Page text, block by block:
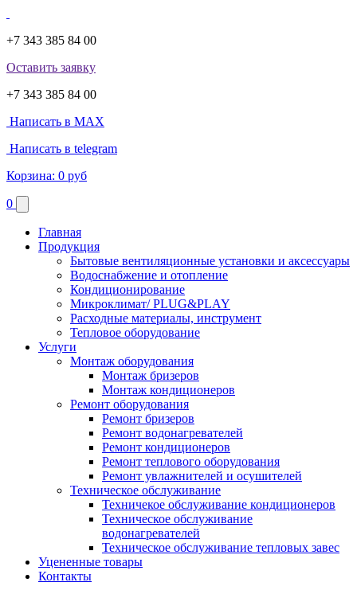
+7 343 385 84 00
Оставить заявку
+7 343 385 84 00
Написать в MAX
Написать в telegram
Корзина: 0 руб
0
Главная
Продукция
Бытовые вентиляционные установки и аксессуары
Водоснабжение и отопление
Кондиционирование
Микроклимат/ PLUG&PLAY
Расходные материалы, инструмент
Тепловое оборудование
Услуги
Монтаж оборудования
Монтаж бризеров
Монтаж кондиционеров
Ремонт оборудования
Ремонт бризеров
Ремонт водонагревателей
Ремонт кондиционеров
Ремонт теплового оборудования
Ремонт увлажнителей и осушителей
Техническое обслуживание
Техничекое обслуживание кондиционеров
Техническое обслуживание
водонагревателей
Техническое обслуживание тепловых завес
Уцененные товары
Контакты